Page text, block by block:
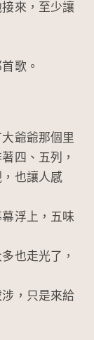
來，至少讓
歌。
爺爺那個里
四、五列，
也讓人感
浮上，五味
也走光了，
，只是來給